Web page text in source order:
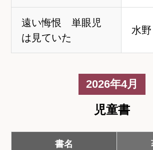
遠い悔恨 単眼児
は見ていた
水
2026年4月
児童書
書名